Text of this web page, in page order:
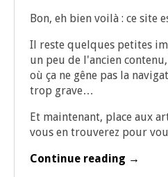
Bon, eh bien voi­là : ce site
Il reste quelques petites
un peu de l'ancien
où ça ne gêne pas la
trop grave…
Et main­te­nant, place aux
vous en trou­ve­rez pour
Continue reading →